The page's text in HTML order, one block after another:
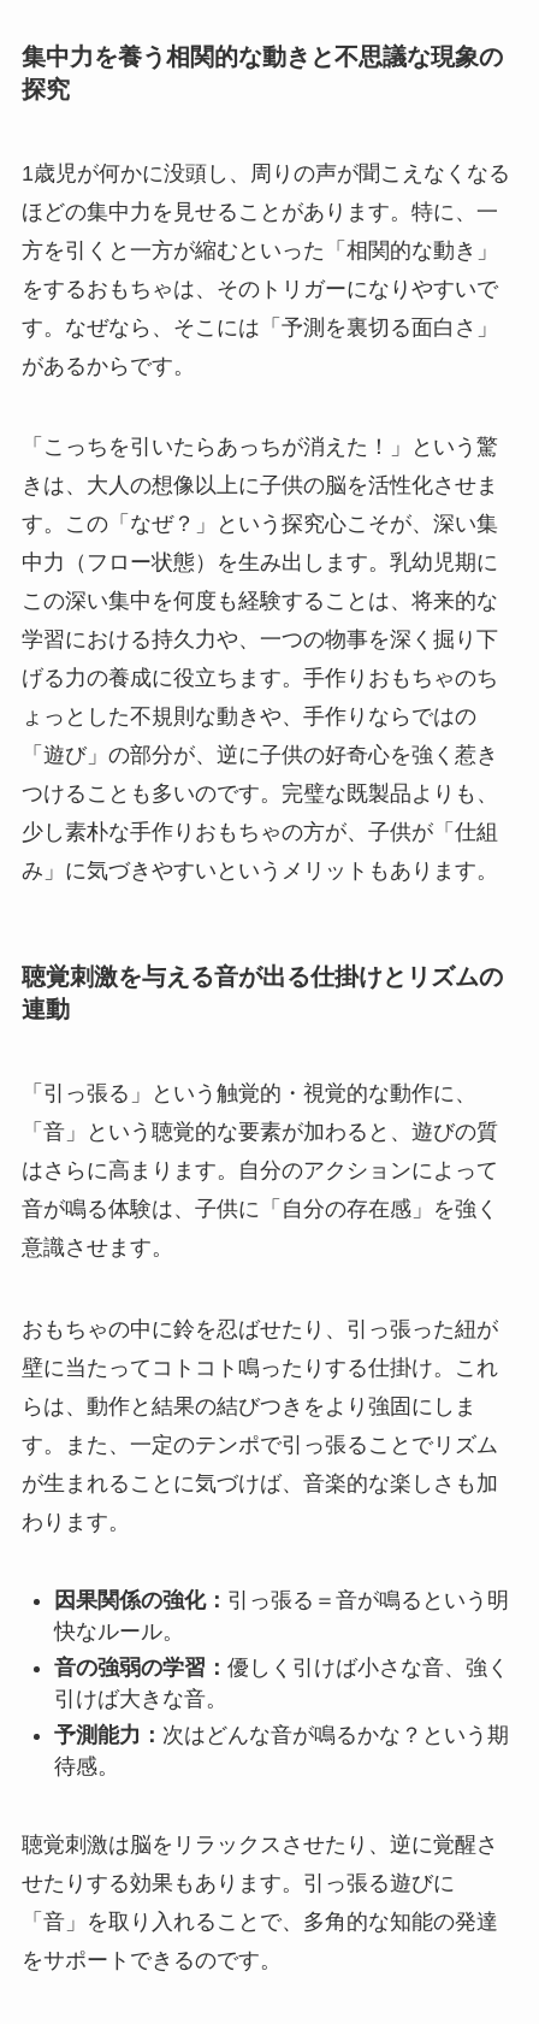
集中力を養う相関的な動きと不思議な現象の
探究
1歳児が何かに没頭し、周りの声が聞こえなくなる
ほどの集中力を見せることがあります。特に、一
方を引くと一方が縮むといった「相関的な動き」
をするおもちゃは、そのトリガーになりやすいで
す。なぜなら、そこには「予測を裏切る面白さ」
があるからです。
「こっちを引いたらあっちが消えた！」という驚
きは、大人の想像以上に子供の脳を活性化させま
す。この「なぜ？」という探究心こそが、深い集
中力（フロー状態）を生み出します。乳幼児期に
この深い集中を何度も経験することは、将来的な
学習における持久力や、一つの物事を深く掘り下
げる力の養成に役立ちます。手作りおもちゃのち
ょっとした不規則な動きや、手作りならではの
「遊び」の部分が、逆に子供の好奇心を強く惹き
つけることも多いのです。完璧な既製品よりも、
少し素朴な手作りおもちゃの方が、子供が「仕組
み」に気づきやすいというメリットもあります。
聴覚刺激を与える音が出る仕掛けとリズムの
連動
「引っ張る」という触覚的・視覚的な動作に、
「音」という聴覚的な要素が加わると、遊びの質
はさらに高まります。自分のアクションによって
音が鳴る体験は、子供に「自分の存在感」を強く
意識させます。
おもちゃの中に鈴を忍ばせたり、引っ張った紐が
壁に当たってコトコト鳴ったりする仕掛け。これ
らは、動作と結果の結びつきをより強固にしま
す。また、一定のテンポで引っ張ることでリズム
が生まれることに気づけば、音楽的な楽しさも加
わります。
因果関係の強化： 引っ張る＝音が鳴るという明
快なルール。
音の強弱の学習： 優しく引けば小さな音、強く
引けば大きな音。
予測能力： 次はどんな音が鳴るかな？という期
待感。
聴覚刺激は脳をリラックスさせたり、逆に覚醒さ
せたりする効果もあります。引っ張る遊びに
「音」を取り入れることで、多角的な知能の発達
をサポートできるのです。